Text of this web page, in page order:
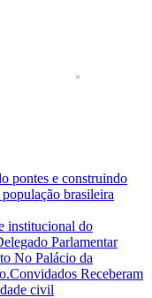
pontes e construindo
brasileira
institucional do
Parlamentar
No Palácio da
Receberam
civil